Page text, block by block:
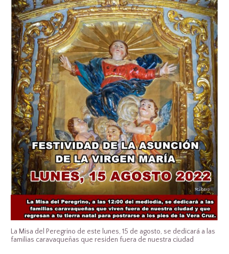
La Misa del Peregrino de este lunes, 15 de agosto, se dedicará a las
familias caravaqueñas que residen fuera de nuestra ciudad